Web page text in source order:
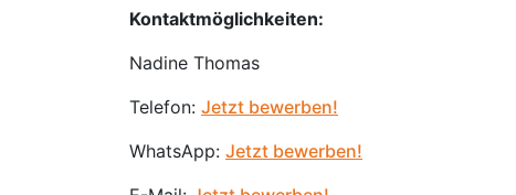
Kontaktmöglichkeiten:
Nadine Thomas
Telefon: Jetzt bewerben!
WhatsApp: Jetzt bewerben!